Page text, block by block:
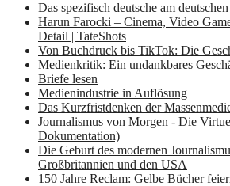
Das spezifisch deutsche am
Harun Farocki – Cinema, Video
Detail | TateShots
Von Buchdruck bis TikTok: Die
Medienkritik: Ein undankbares
Briefe lesen
Medienindustrie in Auflösung
Das Kurzfristdenken der
Journalismus von Morgen - Die
Dokumentation)
Die Geburt des modernen
Großbritannien und den USA
150 Jahre Reclam: Gelbe Bücher